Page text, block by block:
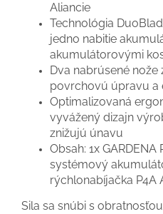
Aliancie
Technológia
jedno nabitie
akumulátorovými
Dva nabrúsené
povrchovú úpravu a
Optimalizovaná
vyvážený dizajn
znižujú únavu
Obsah: 1x
systémový
rýchlonabíjačka P4A
Sila sa snúbi s